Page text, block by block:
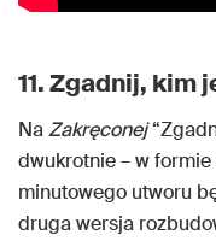
11. Zgadnij, kim
NaZakręconej
dwukrotnie – w
minutowego utworu
druga wersja